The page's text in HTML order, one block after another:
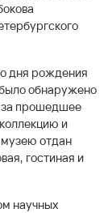
дня рождения
обнаружено
за прошедшее
и
отдан
гостиная и
научных